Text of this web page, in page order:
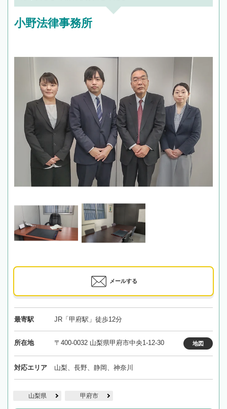
小野法律事務所
メールする
最寄駅 JR「甲府駅」徒歩12分
所在地 〒400-0032 山梨県甲府市中央1-12-30 地図
対応エリア 山梨、長野、静岡、神奈川
山梨県 甲府市